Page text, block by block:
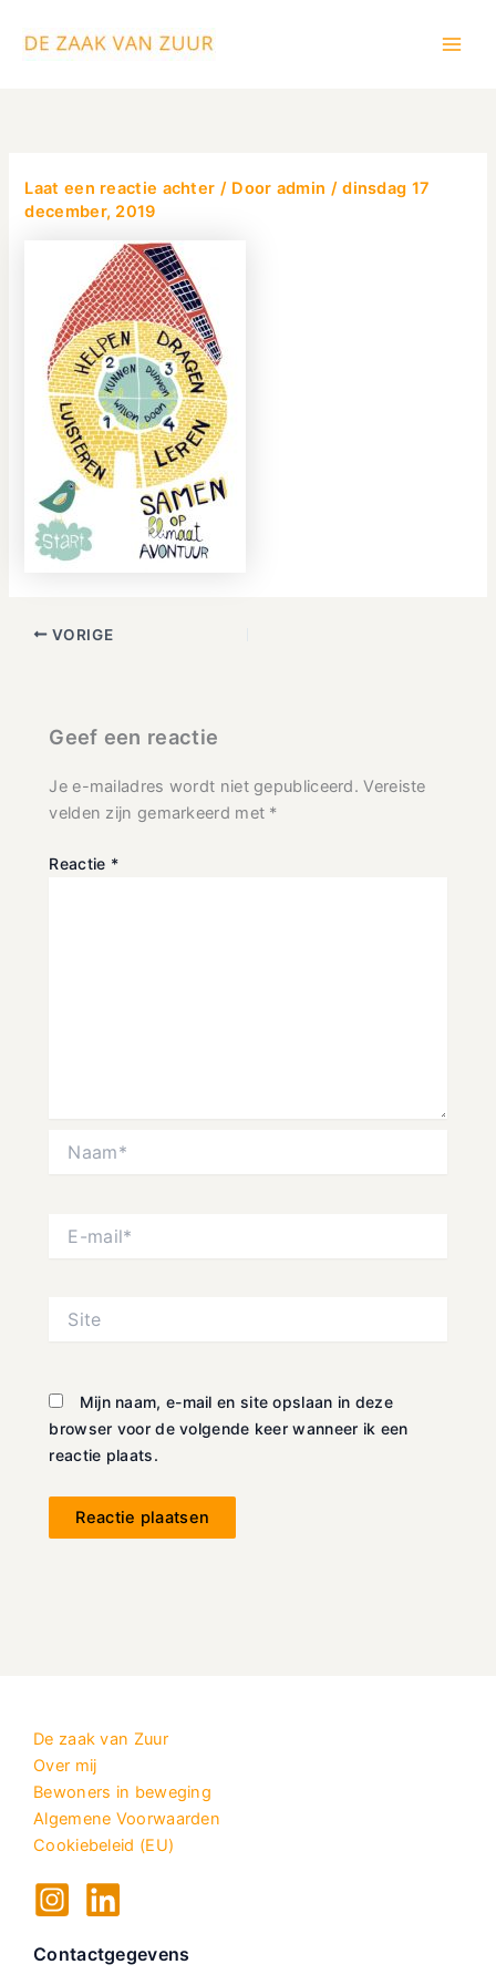
naar
Laat een reactie achter / Door admin /dinsdag 17
december, 2019
VORIGE
Geef een reactie
Je e-mailadres wordt niet gepubliceerd. Vereiste
velden zijn gemarkeerd met *
Reactie *
mail*
Mijn naam, e-mail en site opslaan in deze
browser voor de volgende keer wanneer ik een
reactie plaats.
De zaak van Zuur
Over mij
Bewoners in beweging
Algemene Voorwaarden
Cookiebeleid (EU)
Contactgegevens